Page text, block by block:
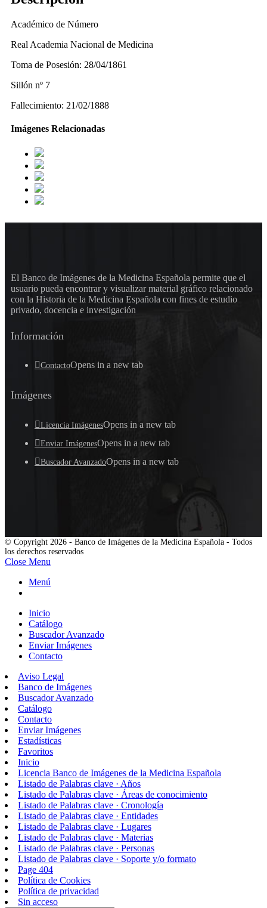
Académico de Número
Real Academia Nacional de Medicina
Toma de Posesión: 28/04/1861
Sillón nº 7
Fallecimiento: 21/02/1888
Imágenes Relacionadas
El Banco de Imágenes de la Medicina Española permite que el
usuario pueda encontrar y visualizar material gráfico relacionado
con la Historia de la Medicina Española con fines de estudio
privado, docencia e investigación
Información
ContactoOpens in a new tab
Imágenes
Licencia ImágenesOpens in a new tab
Enviar ImágenesOpens in a new tab
Buscador AvanzadoOpens in a new tab
© Copyright 2026 - Banco de Imágenes de la Medicina Española - Todos
los derechos reservados
Close Menu
Menú
Inicio
Catálogo
Buscador Avanzado
Enviar Imágenes
Contacto
Aviso Legal
Banco de Imágenes
Buscador Avanzado
Catálogo
Contacto
Enviar Imágenes
Estadísticas
Favoritos
Inicio
Licencia Banco de Imágenes de la Medicina Española
Listado de Palabras clave · Años
Listado de Palabras clave · Áreas de conocimiento
Listado de Palabras clave · Cronología
Listado de Palabras clave · Entidades
Listado de Palabras clave · Lugares
Listado de Palabras clave · Materias
Listado de Palabras clave · Personas
Listado de Palabras clave · Soporte y/o formato
Page 404
Política de Cookies
Política de privacidad
Sin acceso